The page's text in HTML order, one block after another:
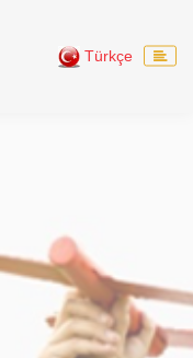
Türkçe